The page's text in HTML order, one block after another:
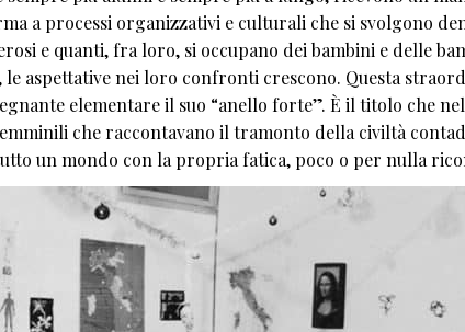
a processi organizzativi e culturali che si svolgono
e quanti, fra loro, si occupano dei bambini e delle
aspettative nei loro confronti crescono. Questa
elementare il suo “anello forte”. È il titolo che
che raccontavano il tramonto della civiltà
un mondo con la propria fatica, poco o per nulla